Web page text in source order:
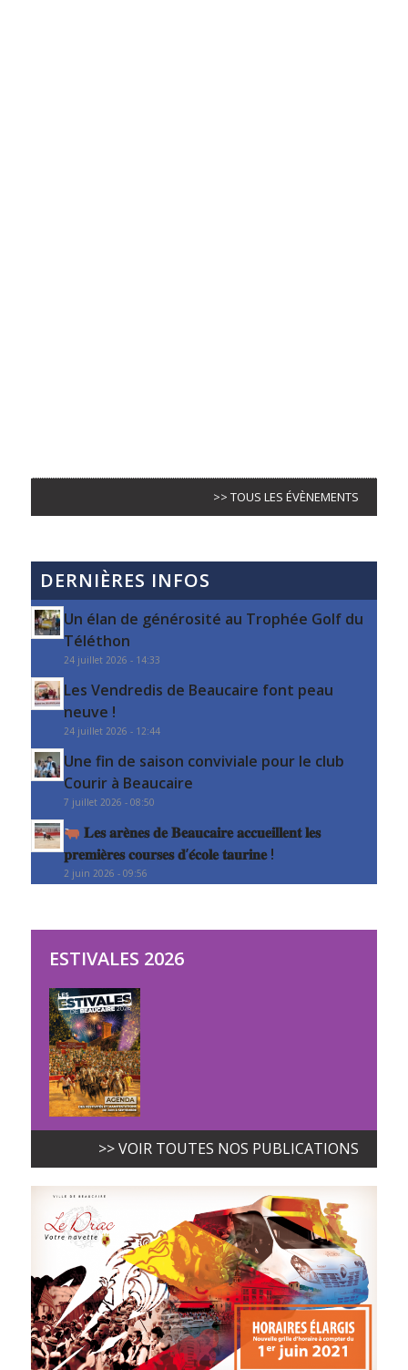
>> TOUS LES ÉVÈNEMENTS
DERNIÈRES INFOS
Un élan de générosité au Trophée Golf du
Téléthon
24 juillet 2026 - 14:33
Les Vendredis de Beaucaire font peau
neuve !
24 juillet 2026 - 12:44
Une fin de saison conviviale pour le club
Courir à Beaucaire
7 juillet 2026 - 08:50
𝐋𝐞𝐬 𝐚𝐫𝐞̀𝐧𝐞𝐬 𝐝𝐞 𝐁𝐞𝐚𝐮𝐜𝐚𝐢𝐫𝐞 𝐚𝐜𝐜𝐮𝐞𝐢𝐥𝐥𝐞𝐧𝐭 𝐥𝐞𝐬
𝐩𝐫𝐞𝐦𝐢𝐞̀𝐫𝐞𝐬 𝐜𝐨𝐮𝐫𝐬𝐞𝐬 𝐝’𝐞́𝐜𝐨𝐥𝐞 𝐭𝐚𝐮𝐫𝐢𝐧𝐞 !
2 juin 2026 - 09:56
ESTIVALES 2026
>> VOIR TOUTES NOS PUBLICATIONS